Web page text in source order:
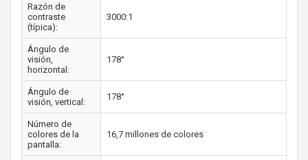
Razón de
contraste
(típica):
3000:1
Ángulo de
visión,
horizontal:
178°
Ángulo de
visión, vertical:
178°
Número de
colores de la
pantalla:
16,7 millones de colores